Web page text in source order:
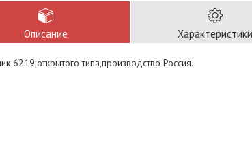
Описание Характеристики
6219,открытого типа,производство Россия.